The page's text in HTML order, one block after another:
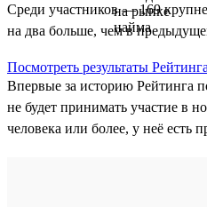
Среди участников — 169
на два больше, чем в
Посмотреть результаты
Впервые за историю Рейтинга
не будет принимать участие в
человека или более, у неё есть